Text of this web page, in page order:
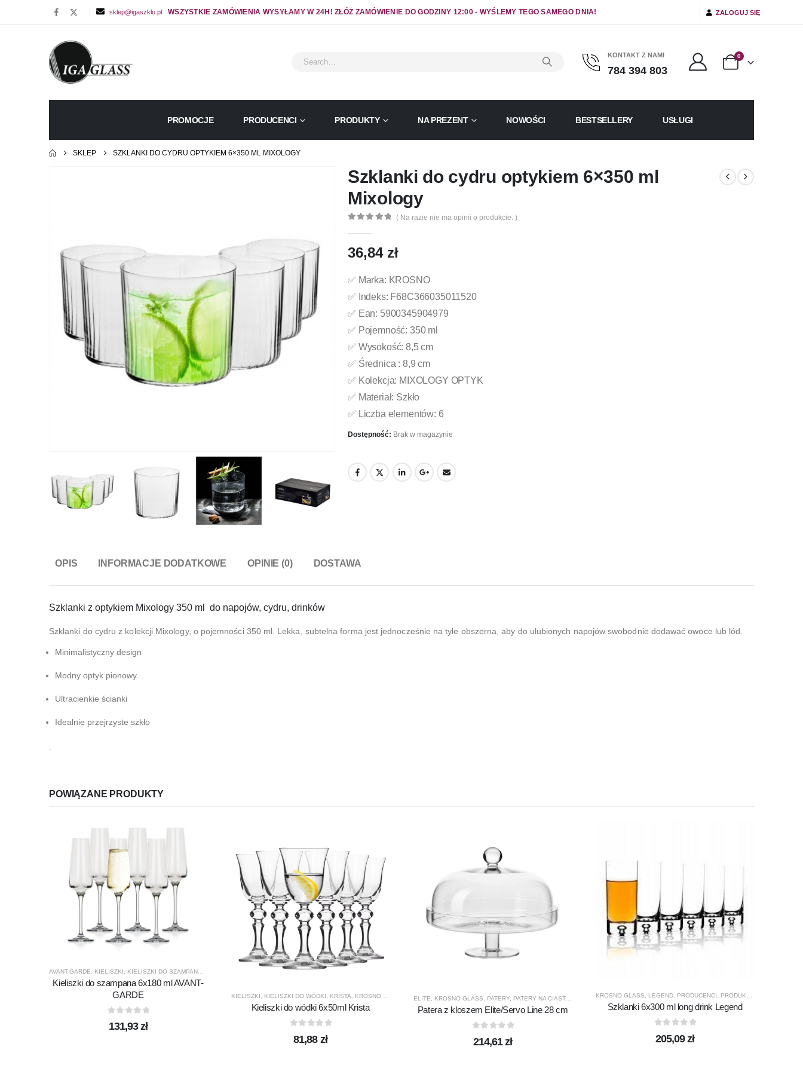
sklep@igaszklo.pl WSZYSTKIE ZAMÓWIENIA WYSYŁAMY W 24H! ZŁÓŻ ZAMÓWIENIE DO GODZINY 12:00 - WYŚLEMY TEGO SAMEGO DNIA! ZALOGUJ SIĘ
KONTAKT Z NAMI
784 394 803
0
PROMOCJE PRODUCENCI PRODUKTY NA PREZENT NOWOŚCI BESTSELLERY USŁUGI
SKLEP SZKLANKI DO CYDRU OPTYKIEM 6×350 ML MIXOLOGY
Szklanki do cydru optykiem 6×350 ml
Mixology
( Na razie nie ma opinii o produkcie. )
36,84 zł
✅ Marka: KROSNO
✅ Indeks: F68C366035011520
✅ Ean: 5900345904979
✅ Pojemność: 350 ml
✅ Wysokość: 8,5 cm
✅ Średnica : 8,9 cm
✅ Kolekcja: MIXOLOGY OPTYK
✅ Materiał: Szkło
✅ Liczba elementów: 6
Dostępność: Brak w magazynie
OPIS INFORMACJE DODATKOWE OPINIE (0) DOSTAWA
Szklanki z optykiem Mixology 350 ml do napojów, cydru, drinków
Szklanki do cydru z kolekcji Mixology, o pojemności 350 ml. Lekka, subtelna forma jest jednocześnie na tyle obszerna, aby do ulubionych napojów swobodnie dodawać owoce lub lód.
Minimalistyczny design
Modny optyk pionowy
Ultracienkie ścianki
Idealnie przejrzyste szkło
.
POWIĄZANE PRODUKTY
AVANT-GARDE KIELISZKI KIELISZKI DO SZAMPANA PRODUCENCI,PRODUKTY
Kieliszki do szampana 6x180 ml AVANT-
GARDE
131,93zł
KIELISZKI, KIELISZKI DO WÓDKI, KRISTA, KROSNO GLASS PRODUCENCI,PRODUKTY
Kieliszki do wódki 6x50ml Krista
81,88 zł
ELITE, KROSNO GLASS, PATERY, PATERY NA CIASTA , PATERY Z PRZYKRYCIEM ,PRODUCENCI,PRODUKTY
Patera z kloszem Elite/Servo Line 28 cm
214,61zł
KROSNO GLASS LEGEND PRODUCENCI PRODUKTY
Szklanki 6x300 ml long drink Legend
205,09zł